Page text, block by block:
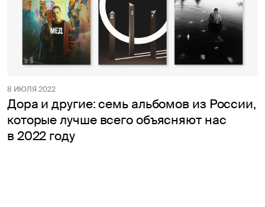
8 ИЮЛЯ 2022
Дора и другие: семь альбомов из России,
которые лучше всего объясняют нас
в 2022 году